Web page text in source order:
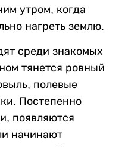
утром, когда
нагреть землю.
среди знакомых
тянется ровный
полевые
Постепенно
появляются
начинают